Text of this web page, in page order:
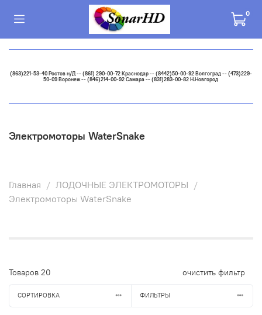
0
(863)221-53-40 Ростов н/Д -- (861) 290-00-72 Краснодар -- (8442)50-00-92 Волгоград -- (473)229-
50-09 Воронеж -- (846)214-00-92 Самара -- (831)283-00-82 Н.Новгород
Электромоторы WaterSnake
Главная
ЛОДОЧНЫЕ ЭЛЕКТРОМОТОРЫ
Электромоторы WaterSnake
Товаров 20 очистить фильтр
СОРТИРОВКА ФИЛЬТРЫ